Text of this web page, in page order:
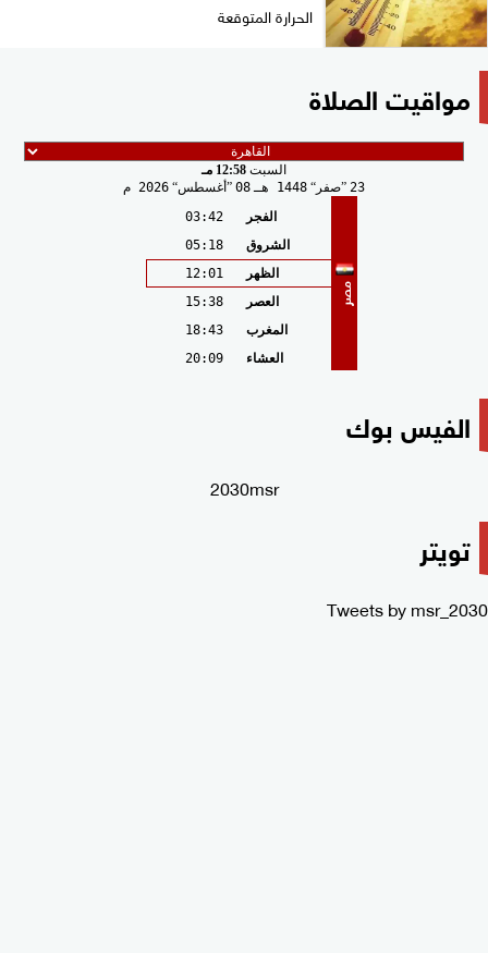
الحرارة المتوقعة
مواقيت الصلاة
السبت 12:58 مـ
23 صفر 1448 هـ 08 أغسطس 2026 م
مصر
الفجر
03:42
الشروق
05:18
الظهر
12:01
العصر
15:38
المغرب
18:43
العشاء
20:09
الفيس بوك
2030msr
تويتر
Tweets by msr_2030